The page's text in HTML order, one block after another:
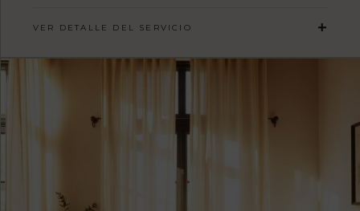
VER DETALLE DEL SERVICIO